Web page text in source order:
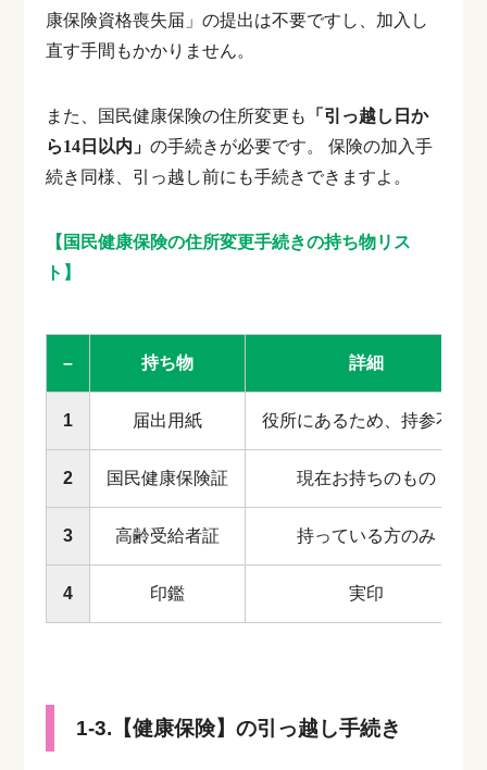
康保険資格喪失届」の提出は不要ですし、加入し
直す手間もかかりません。
また、国民健康保険の住所変更も
「引っ越し日か
ら14日以内」の手続きが必要です。
保険の加入手
続き同様、引っ越し前にも手続きできますよ。
【国民健康保険の住所変更手続きの持ち物リス
ト】
– 持ち物 詳細
1 届出用紙 役所にあるため、持参不要
2 国民健康保険証 現在お持ちのもの
3 高齢受給者証 持っている方のみ
4 印鑑 実印
1-3.【健康保険】の引っ越し手続き